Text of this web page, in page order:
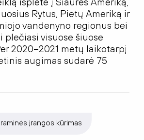
Rytus, Pietų Ameriką ir
vandenyno regionus bei
plečiasi visuose šiuose
2020–2021 metų laikotarpį
augimas sudarė 75
įrangos kūrimas